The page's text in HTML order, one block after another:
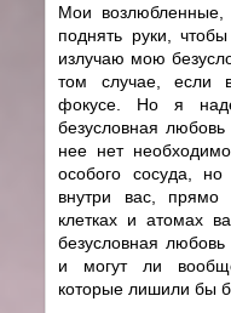
Мои возлюбленные,
поднять руки,
излучаю мою
том случае, если
фокусе. Но я
безусловная
нее нет
особого сосуда,
внутри вас,
клетках и атомах
безусловная любовь
и могут ли
которые лишили бы